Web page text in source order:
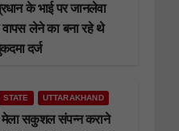
के भाई पर जानलेवा
वापस लेने का बना रहे थे
दर्ज
STATE UTTARAKHAND
मेला सकुशल संपन्न कराने